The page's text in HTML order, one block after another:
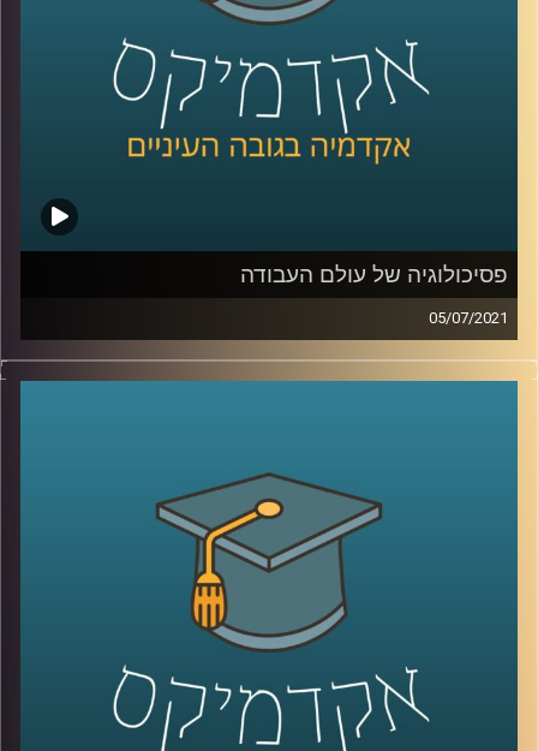
קרדיט תמונות:
AudioVersity
פסיכולוגיה של עולם העבודה
05/07/2021
מהי משמעות בעבודה וכיצד ניתן לדאוג שתהיה לנו אחת כזו?
מה התפקיד של המנהלים במציאתה? מדוע חשוב לדבר על
בשעה שמאירה זרקור על נקודות מפתח בעולם העבודה, ד"ר
דנה פרג, ראשת תוכנית התואר השני בהתנהגות ופיתוח ארגונים
בבית הספר איבצ'ר לפסיכולוגיה ובבית הספר אריסון למינהל
עסקים באוניברסיטת רייכמן תענה על כל השאלות האלה,
ותסביר למה לא ניתן לנתק בין העבודה שלנו לבין החיים
קרדיט תמונות:
AudioVersity